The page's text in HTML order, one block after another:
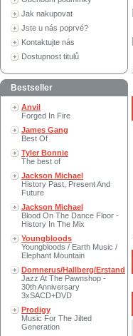
Jak nakupovat
Jste u nás poprvé?
Kontaktujte nás
Dostupnost titulů
Bestseller
Anvil
Forged In Fire
James Gang
Best Of
Tyler Bonnie
The best of
Jackson Michael
History Past, Present And
Future
Jackson Michael
Blood On The Dance Floor -
History In The Mix
Youngbloods
Youngbloods / Earth Music /
Elephant Mountain
Domnerus/Hallberg/Erstand
Jazz At The Pawnshop -
30th Anniversary
3xSACD+DVD
Prodigy
Music For The Jilted
Generation